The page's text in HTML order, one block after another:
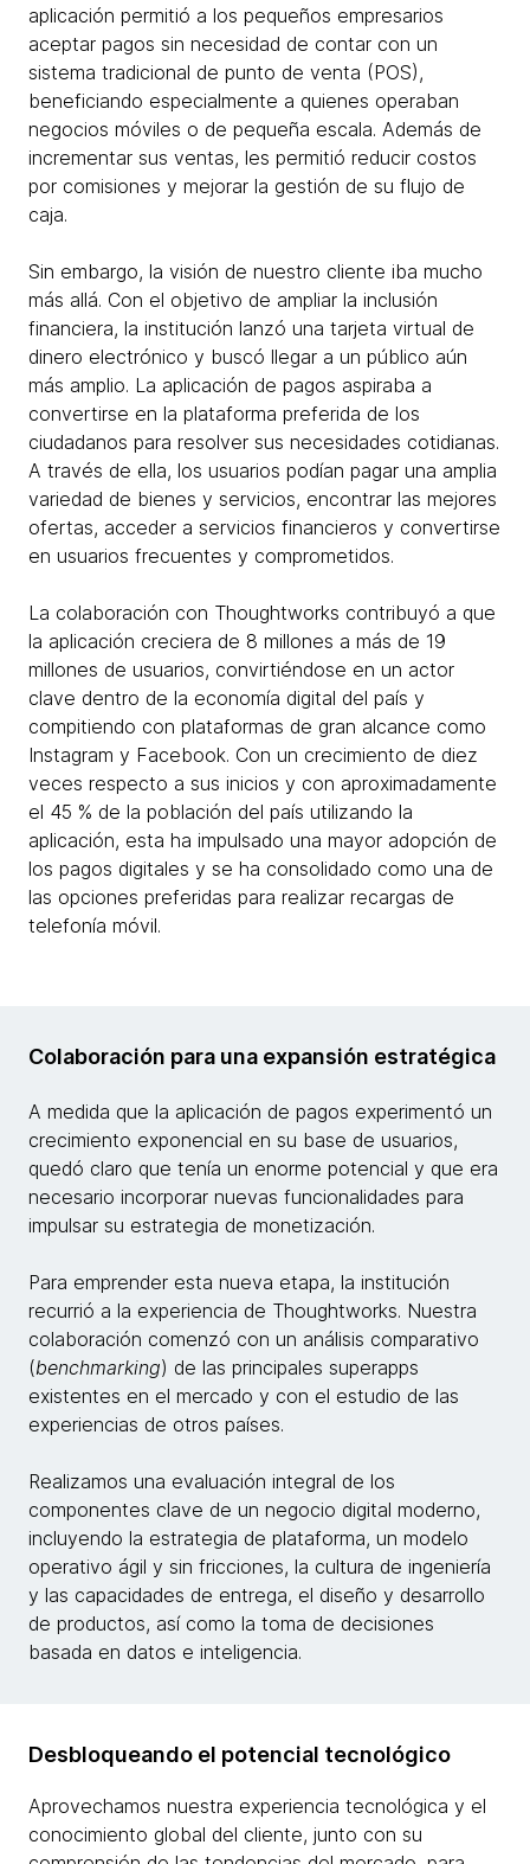
aplicación permitió a los pequeños empresarios
aceptar pagos sin necesidad de contar con un
sistema tradicional de punto de venta (POS),
beneficiando especialmente a quienes operaban
negocios móviles o de pequeña escala. Además de
incrementar sus ventas, les permitió reducir costos
por comisiones y mejorar la gestión de su flujo de
caja.
Sin embargo, la visión de nuestro cliente iba mucho
más allá. Con el objetivo de ampliar la inclusión
financiera, la institución lanzó una tarjeta virtual de
dinero electrónico y buscó llegar a un público aún
más amplio. La aplicación de pagos aspiraba a
convertirse en la plataforma preferida de los
ciudadanos para resolver sus necesidades cotidianas.
A través de ella, los usuarios podían pagar una amplia
variedad de bienes y servicios, encontrar las mejores
ofertas, acceder a servicios financieros y convertirse
en usuarios frecuentes y comprometidos.
La colaboración con Thoughtworks contribuyó a que
la aplicación creciera de 8 millones a más de 19
millones de usuarios, convirtiéndose en un actor
clave dentro de la economía digital del país y
compitiendo con plataformas de gran alcance como
Instagram y Facebook. Con un crecimiento de diez
veces respecto a sus inicios y con aproximadamente
el 45 % de la población del país utilizando la
aplicación, esta ha impulsado una mayor adopción de
los pagos digitales y se ha consolidado como una de
las opciones preferidas para realizar recargas de
telefonía móvil.
Colaboración para una expansión estratégica
A medida que la aplicación de pagos experimentó un
crecimiento exponencial en su base de usuarios,
quedó claro que tenía un enorme potencial y que era
necesario incorporar nuevas funcionalidades para
impulsar su estrategia de monetización.
Para emprender esta nueva etapa, la institución
recurrió a la experiencia de Thoughtworks. Nuestra
colaboración comenzó con un análisis comparativo
(benchmarking) de las principales superapps
existentes en el mercado y con el estudio de las
experiencias de otros países.
Realizamos una evaluación integral de los
componentes clave de un negocio digital moderno,
incluyendo la estrategia de plataforma, un modelo
operativo ágil y sin fricciones, la cultura de ingeniería
y las capacidades de entrega, el diseño y desarrollo
de productos, así como la toma de decisiones
basada en datos e inteligencia.
Desbloqueando el potencial tecnológico
Aprovechamos nuestra experiencia tecnológica y el
conocimiento global del cliente, junto con su